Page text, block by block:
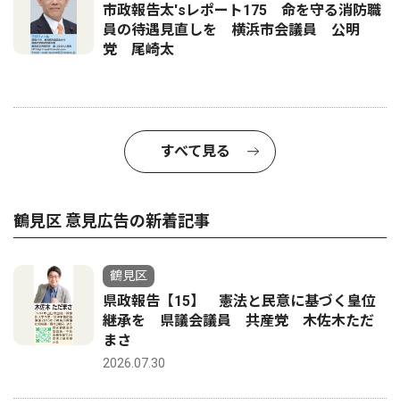
市政報告太'sレポート175 命を守る消防職
員の待遇見直しを 横浜市会議員 公明
党 尾崎太
すべて見る
鶴見区 意見広告の新着記事
鶴見区
県政報告【15】 憲法と民意に基づく皇位
継承を 県議会議員 共産党 木佐木ただ
まさ
2026.07.30